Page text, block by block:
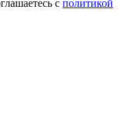
с политикой